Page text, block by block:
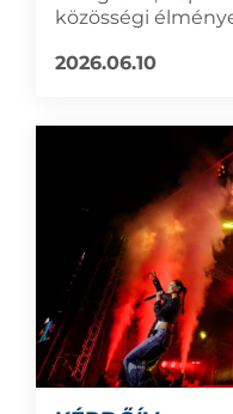
közösségi
2026.06.10